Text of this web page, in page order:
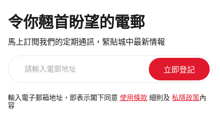
令你翹首盼望的電郵
馬上訂閱我們的定期通訊，緊貼城中最新情報
電
郵
輸入電子郵箱地址，即表示閣下同意 使用條款 細則及 私隱政策 內
容